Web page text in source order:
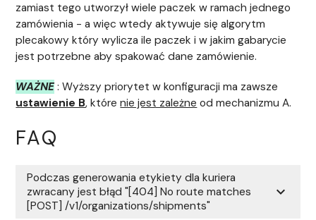
zamiast tego utworzył wiele paczek w ramach jednego
zamówienia - a więc wtedy aktywuje się algorytm
plecakowy który wylicza ile paczek i w jakim gabarycie
jest potrzebne aby spakować dane zamówienie.
WAŻNE : Wyższy priorytet w konfiguracji ma zawsze
ustawienie B, którenie jest zależne od mechanizmu A.
FAQ
Podczas generowania etykiety dla kuriera
zwracany jest błąd "[404] No route matches
[POST] /v1/organizations/shipments"
expand_more